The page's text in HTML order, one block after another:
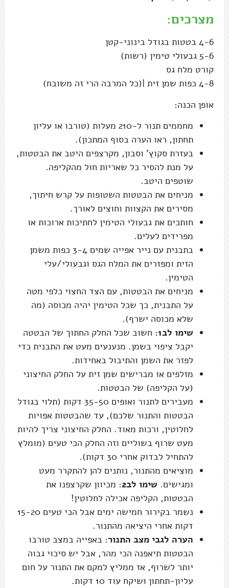
מצרכים:
4-6 בטטות בגודל בינוני-קטן
5-6 גבעולי טימין (רשות)
קורט מלח גס
4-8 כפות שמן זית |(כל המרבה הרי זה משובח)
אופן הכנה:
מחממים תנור ל-210 מעלות (טורבו או עליון
תחתון, ראו הערה בסוף המתכון).
בעזרת סקוץ' וסבון, מקרצפים היטב את הבטטות,
על מנת להסיר כל שאריות חול מהקליפה.
שוטפים היטב.
מניחים את הבטטות השטופות על קרש חיתוך,
מסירים את הקצוות וחוצים לאורך.
חותכים את גבעולי הטימין לחתיכות ארוכות או
מפרידים לעלים.
בתבנית עם נייר אפייה שמים 3-4 כפות משמן
הזית ומפזרים את המלח הגס וגבעולי/עלי
הטימין.
מניחים את הבטטות, עם הצד החצוי כלפי מטה
על התבנית, כך שכל הטימין יהיה מכוסה (מה
שלא מכוסה ישרף).
שימו לב1:
חשוב שכל החלק החתוך של הבטטה
יקבל ציפוי בשמן. מנענעים מעט את התבנית כדי
לפזר את השמן והתיבול באחידות.
מזלפים או מברישים שמן זית על החלק החיצוני
(על הקליפה) של הבטטות.
מעבירים לתנור ואופים 35-50 דקות (תלוי בגודל
הבטטות והתנור שלכם), עד שהבטטות אפויות
לחלוטין, ורכות מאוד. החלק החיצוני צריך להיות
מעט שרוף בשוליים וזה החלק הכי טעים (מומלץ
להתחיל לבדוק אחרי 30 דקות).
מוציאים מהתנור, נותנים להן להתקרר מעט
ומגישים. שימו לב2 : מכיוון שקרצפנו את
הבטטות, הקליפה אכילה לחלוטין!
נשמר בקירור חמישה ימים אבל הכי טעים 15-20
דקות אחרי היציאה מהתנור.
הערה לגבי מצב התנור: באפייה במצב טורבו
הבטטות תיאפנה הכי מהר, אבל יש סיכוי גבוה
יותר לשרוף, אז ממליץ למקם את התנור על חום
עליון-תחתון ושיקח עוד 10 דקות.